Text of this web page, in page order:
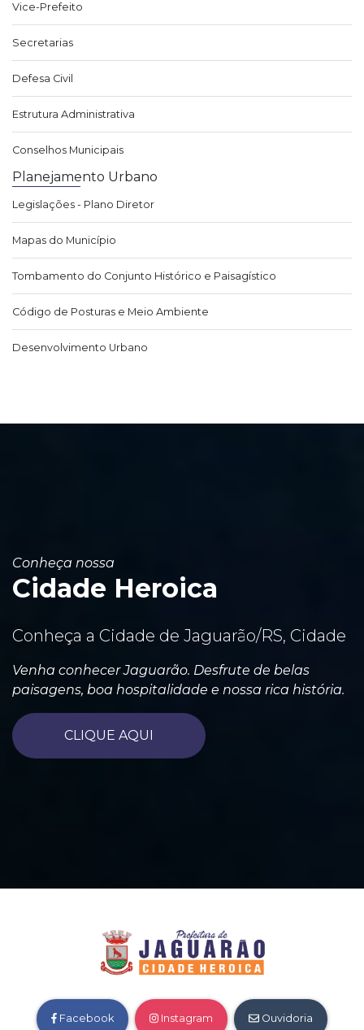
Vice-Prefeito
Secretarias
Defesa Civil
Estrutura Administrativa
Conselhos Municipais
Planejamento Urbano
Legislações - Plano Diretor
Mapas do Município
Tombamento do Conjunto Histórico e Paisagístico
Código de Posturas e Meio Ambiente
Desenvolvimento Urbano
Conheça nossa
Cidade Heroica
Conheça a Cidade de Jaguarão/RS, Cidade
Venha conhecer Jaguarão. Desfrute de belas
paisagens, boa hospitalidade e nossa rica história.
CLIQUE AQUI
Facebook Instagram Ouvidoria